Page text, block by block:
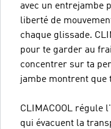
avec un entrejambe
liberté de
chaque glissade.
pour te garder au
concentrer sur ta
jambe montrent que
CLIMACOOL régule
qui évacuent la